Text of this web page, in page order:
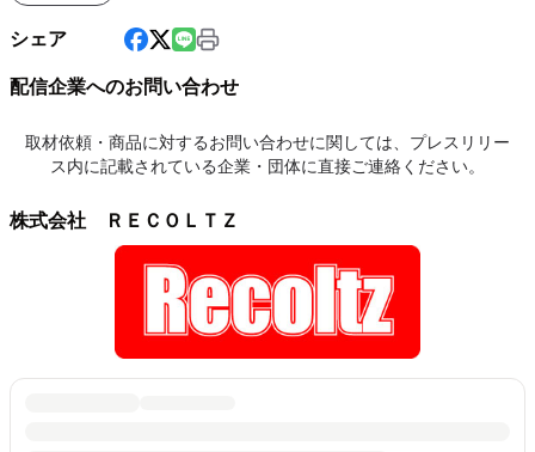
シェア
配信企業へのお問い合わせ
取材依頼・商品に対するお問い合わせに関しては、プレスリリー
ス内に記載されている企業・団体に直接ご連絡ください。
株式会社 ＲＥＣＯＬＴＺ